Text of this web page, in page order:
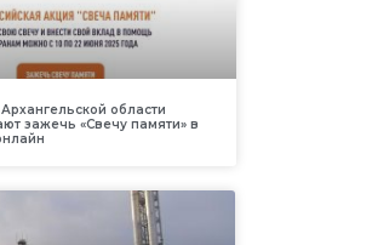
области
зажечь «Свечу памяти» в